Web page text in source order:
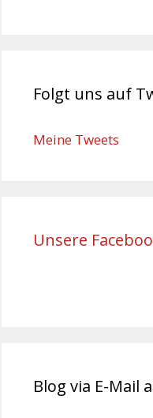
Folgt uns auf
Meine Tweets
Unsere
Blog via E-Mail